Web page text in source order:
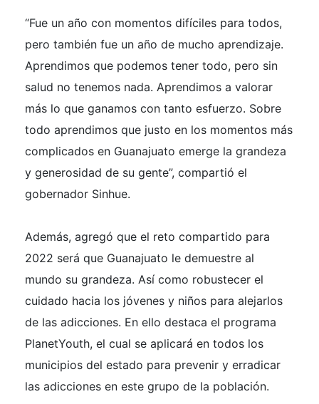
“Fue un año con momentos difíciles para todos,
pero también fue un año de mucho aprendizaje.
Aprendimos que podemos tener todo, pero sin
salud no tenemos nada. Aprendimos a valorar
más lo que ganamos con tanto esfuerzo. Sobre
todo aprendimos que justo en los momentos más
complicados en Guanajuato emerge la grandeza
y generosidad de su gente”, compartió el
gobernador Sinhue.
Además, agregó que el reto compartido para
2022 será que Guanajuato le demuestre al
mundo su grandeza. Así como robustecer el
cuidado hacia los jóvenes y niños para alejarlos
de las adicciones. En ello destaca el programa
PlanetYouth, el cual se aplicará en todos los
municipios del estado para prevenir y erradicar
las adicciones en este grupo de la población.